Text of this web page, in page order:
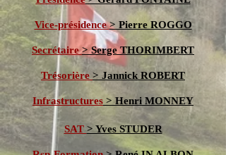
Vice-présidence> Pierre ROGGO
Secrétaire> Serge THORIMBERT
Trésorière > Jannick ROBERT
Infrastructures > Henri MONNEY
SAT > Yves STUDER